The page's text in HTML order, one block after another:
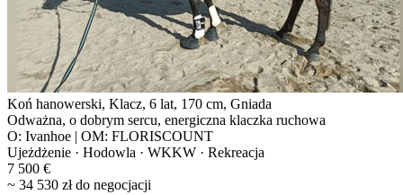
Koń hanowerski, Klacz, 6 lat, 170 cm, Gniada
Odważna, o dobrym sercu, energiczna klaczka ruchowa
O: Ivanhoe | OM: FLORISCOUNT
Ujeżdżenie · Hodowla · WKKW · Rekreacja
7 500 €
~ 34 530 zł do negocjacji